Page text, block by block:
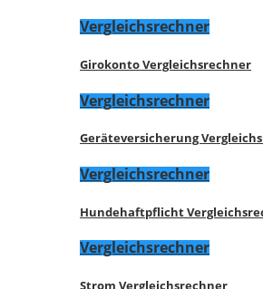
Vergleichsrechner
Girokonto Vergleichsrechner
Vergleichsrechner
Geräteversicherung
Vergleichsrechner
Hundehaftpflicht
Vergleichsrechner
Strom Vergleichsrechner